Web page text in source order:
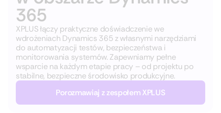
365
XPLUS łączy praktyczne doświadczenie we
wdrożeniach Dynamics 365 z własnymi narzędziami
do automatyzacji testów, bezpieczeństwa i
monitorowania systemów. Zapewniamy pełne
wsparcie na każdym etapie pracy – od projektu po
stabilne, bezpieczne środowisko produkcyjne.
Porozmawiaj z zespołem XPLUS